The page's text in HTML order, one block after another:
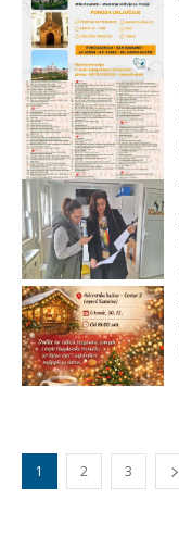
1 2 3